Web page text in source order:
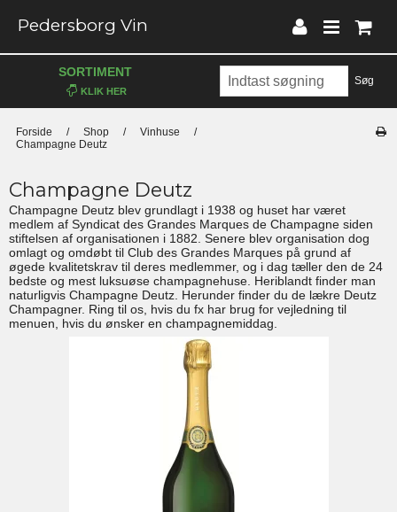
Pedersborg Vin
Søg
SORTIMENT
Forside / Shop / Vinhuse
/
Champagne Deutz
Champagne Deutz
Champagne Deutz blev grundlagt i 1938 og huset har været
medlem af Syndicat des Grandes Marques de Champagne siden
stiftelsen af organisationen i 1882. Senere blev organisation dog
omlagt og omdøbt til Club des Grandes Marques på grund af
øgede kvalitetskrav til deres medlemmer, og i dag tæller den de 24
bedste og mest luksuøse champagnehuse. Heriblandt finder man
naturligvis Champagne Deutz. Herunder finder du de lækre Deutz
Champagner. Ring til os, hvis du fx har brug for vejledning til
menuen, hvis du ønsker en champagnemiddag.